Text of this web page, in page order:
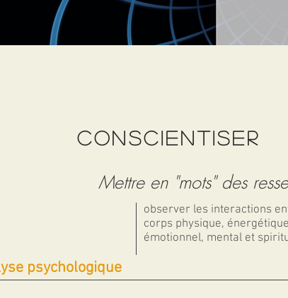
CONSCIENTISER
Mettre en "mots" des
observer les interactions
corps physique,
émotionnel, mental et
psychologique